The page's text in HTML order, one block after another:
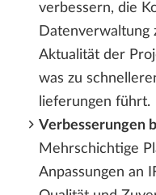
verbessern, die
Datenverwaltung
Aktualität der
was zu
lieferungen führt.
Verbesserungen
Mehrschichtige
Anpassungen an